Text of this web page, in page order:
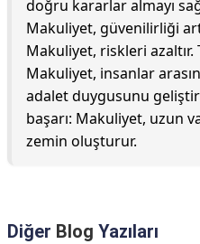
doğru kararlar almayı
Makuliyet, güvenilirliği
Makuliyet, riskleri
Makuliyet, insanlar
adalet duygusunu
başarı: Makuliyet, uzun
zemin oluşturur.
Diğer Blog Yazıları